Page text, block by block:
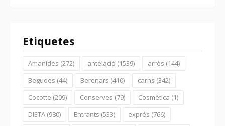
Etiquetes
Amanides (272) antelació (1539) arròs (144)
Begudes (44) Berenars (410) carns (342)
Cocotte (209) Conserves (79) Cosmètica (1)
DIETA (980) Entrants (533) exprés (766)